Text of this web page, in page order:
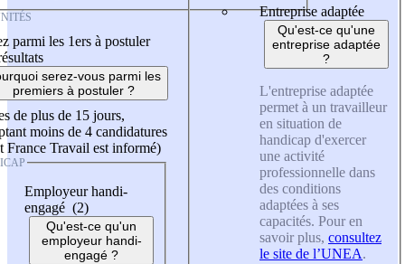
parmi les 1ers à postuler
serez-vous parmi les
premiers à postuler ?
de plus de 15 jours,
moins de 4 candidatures
France Travail est informé)
Employeur handi-
engagé (2)
Qu'est-ce qu'un
employeur handi-
engagé ?
Entreprise adaptée
Qu'est-ce qu'une
entreprise adaptée
?
L'entreprise adaptée
permet à un travailleur
en situation de
handicap d'exercer
une activité
professionnelle dans
des conditions
adaptées à ses
capacités. Pour en
savoir plus, consultez
le site de l’UNEA.